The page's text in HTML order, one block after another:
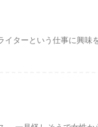
イターという仕事に興味